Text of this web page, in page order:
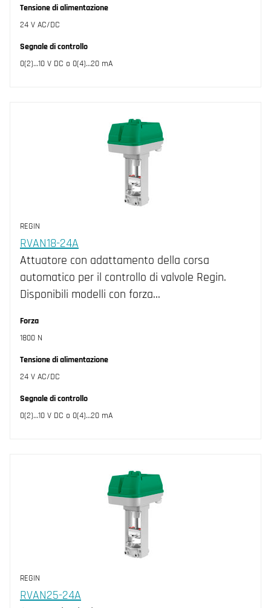
Tensione di alimentazione
24 V AC/DC
Segnale di controllo
0(2)…10 V DC o 0(4)…20 mA
REGIN
RVAN18-24A
Attuatore con adattamento della corsa
automatico per il controllo di valvole Regin.
Disponibili modelli con forza…
Forza
1800 N
Tensione di alimentazione
24 V AC/DC
Segnale di controllo
0(2)…10 V DC o 0(4)…20 mA
REGIN
RVAN25-24A